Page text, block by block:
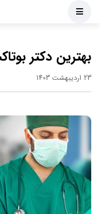
بهترین دکتر
23 اردیبهشت 1403